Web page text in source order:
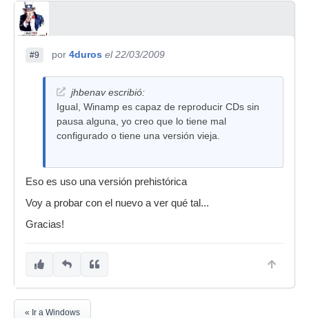
#9 por 4duros el 22/03/2009
jhbenav escribió:
Igual, Winamp es capaz de reproducir CDs sin
pausa alguna, yo creo que lo tiene mal
configurado o tiene una versión vieja.
Eso es uso una versión prehistórica
Voy a probar con el nuevo a ver qué tal...
Gracias!
« Ir a Windows